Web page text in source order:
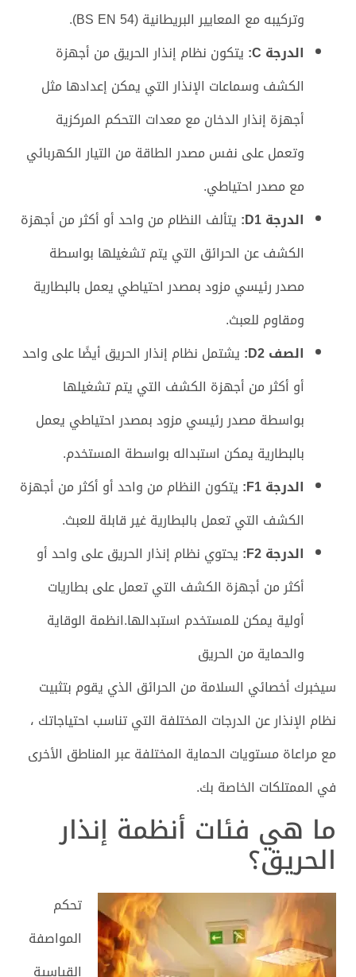
وتركيبه مع المعايير البريطانية (BS EN 54).
الدرجة C: يتكون نظام إنذار الحريق من أجهزة
الكشف وسماعات الإنذار التي يمكن إعدادها مثل
أجهزة إنذار الدخان مع معدات التحكم المركزية
وتعمل على نفس مصدر الطاقة من التيار الكهربائي
مع مصدر احتياطي.
الدرجة D1:
يتألف النظام من واحد أو أكثر من أجهزة
الكشف عن الحرائق التي يتم تشغيلها بواسطة
مصدر رئيسي مزود بمصدر احتياطي يعمل بالبطارية
ومقاوم للعبث.
الصف D2:
يشتمل نظام إنذار الحريق أيضًا على واحد
أو أكثر من أجهزة الكشف التي يتم تشغيلها
بواسطة مصدر رئيسي مزود بمصدر احتياطي يعمل
بالبطارية يمكن استبداله بواسطة المستخدم.
الدرجة F1:
يتكون النظام من واحد أو أكثر من أجهزة
الكشف التي تعمل بالبطارية غير قابلة للعبث.
الدرجة F2:
يحتوي نظام إنذار الحريق على واحد أو
أكثر من أجهزة الكشف التي تعمل على بطاريات
أولية يمكن للمستخدم استبدالها.انظمة الوقاية
والحماية من الحريق
سيخبرك أخصائي السلامة من الحرائق الذي يقوم بتثبيت
نظام الإنذار عن الدرجات المختلفة التي تناسب احتياجاتك ،
مع مراعاة مستويات الحماية المختلفة عبر المناطق الأخرى
في الممتلكات الخاصة بك.
ما هي فئات أنظمة إنذار
الحريق؟
تحكم
المواصفة